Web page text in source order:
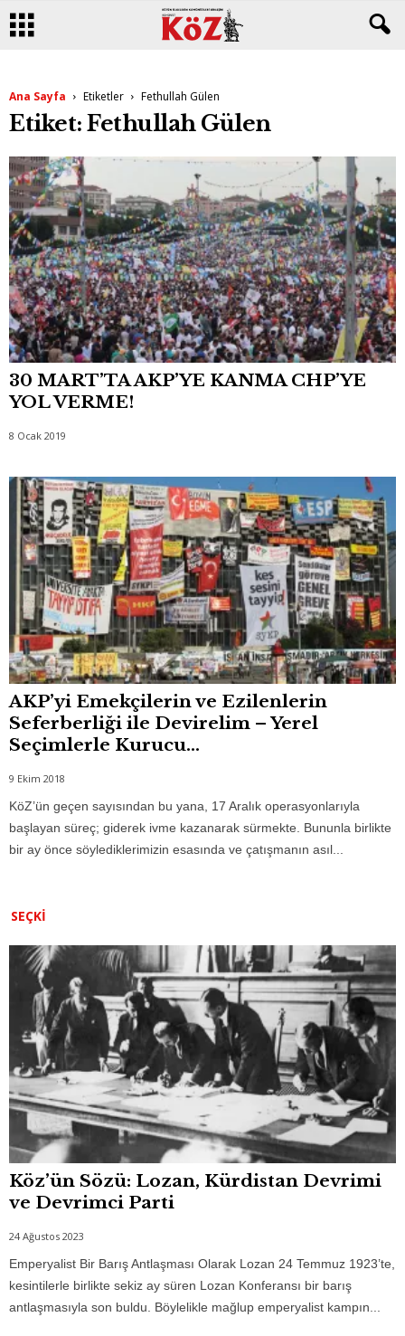
Ana Sayfa Etiketler Fethullah Gülen
Etiket: Fethullah Gülen
30 MART’TA AKP’YE KANMA CHP’YE
YOL VERME!
8 Ocak 2019
AKP’yi Emekçilerin ve Ezilenlerin
Seferberliği ile Devirelim – Yerel
Seçimlerle Kurucu...
9 Ekim 2018
KöZ’ün geçen sayısından bu yana, 17 Aralık operasyonlarıyla
başlayan süreç; giderek ivme kazanarak sürmekte. Bununla birlikte
bir ay önce söylediklerimizin esasında ve çatışmanın asıl...
SEÇKI
Köz’ün Sözü: Lozan, Kürdistan Devrimi
ve Devrimci Parti
24 Ağustos 2023
Emperyalist Bir Barış Antlaşması Olarak Lozan 24 Temmuz 1923’te,
kesintilerle birlikte sekiz ay süren Lozan Konferansı bir barış
antlaşmasıyla son buldu. Böylelikle mağlup emperyalist kampın...